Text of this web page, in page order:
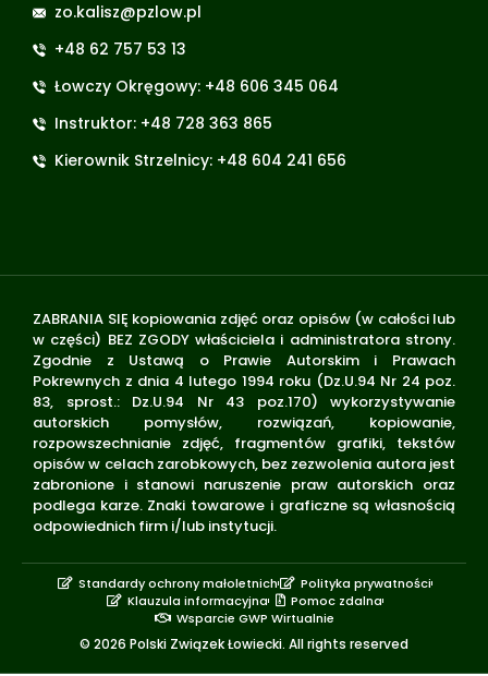
zo.kalisz@pzlow.pl
+48 62 757 53 13
Łowczy Okręgowy: +48 606 345 064
Instruktor: +48 728 363 865
Kierownik Strzelnicy: +48 604 241 656
ZABRANIA SIĘ kopiowania zdjęć oraz opisów (w całości lub
w części) BEZ ZGODY właściciela i administratora strony.
Zgodnie z Ustawą o Prawie Autorskim i Prawach
Pokrewnych z dnia 4 lutego 1994 roku (Dz.U.94 Nr 24 poz.
83, sprost.: Dz.U.94 Nr 43 poz.170) wykorzystywanie
autorskich pomysłów, rozwiązań, kopiowanie,
rozpowszechnianie zdjęć, fragmentów grafiki, tekstów
opisów w celach zarobkowych, bez zezwolenia autora jest
zabronione i stanowi naruszenie praw autorskich oraz
podlega karze. Znaki towarowe i graficzne są własnością
odpowiednich firm i/lub instytucji.
© 2026 Polski Związek Łowiecki. All rights reserved
Standardy ochrony małoletnich
Polityka prywatności
Klauzula informacyjna
Pomoc zdalna
Wsparcie GWP Wirtualnie